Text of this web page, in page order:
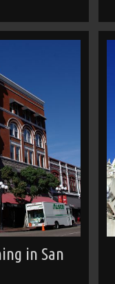
in San